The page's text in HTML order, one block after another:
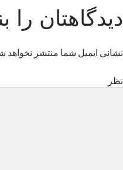
دیدگاهتان را
نشانی ایمیل شما منتشر نخواهد
نظر